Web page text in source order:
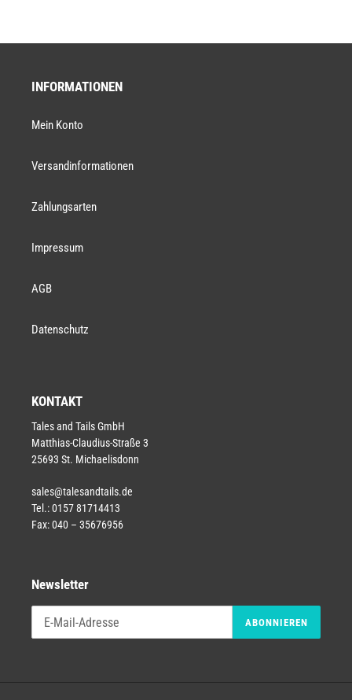
INFORMATIONEN
Mein Konto
Versandinformationen
Zahlungsarten
Impressum
AGB
Datenschutz
KONTAKT
Tales and Tails GmbH
Matthias-Claudius-Straße 3
25693 St. Michaelisdonn
sales@talesandtails.de
Tel.: 0157 81714413
Fax: 040 – 35676956
Newsletter
ABONNIEREN